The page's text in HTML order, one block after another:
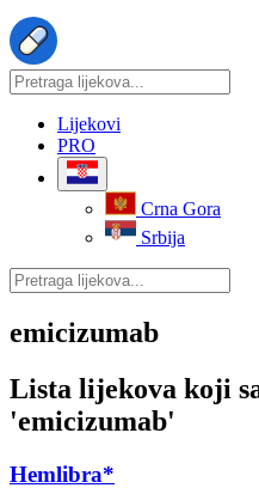
Lijekovi
PRO
Crna Gora
Srbija
emicizumab
Lista lijekova koji
'emicizumab'
Hemlibra*